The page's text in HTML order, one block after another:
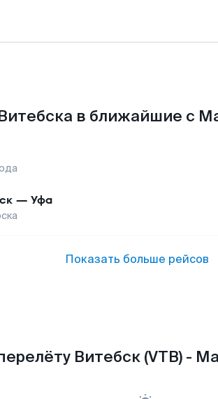
в ближайшие с
— Уфа
Показать больше рейсов
Витебск (VTB) -